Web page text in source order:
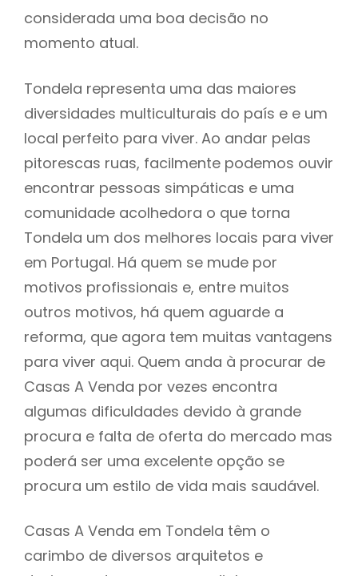
considerada uma boa decisão no
momento atual.
Tondela representa uma das maiores
diversidades multiculturais do país e e um
local perfeito para viver. Ao andar pelas
pitorescas ruas, facilmente podemos ouvir
encontrar pessoas simpáticas e uma
comunidade acolhedora o que torna
Tondela um dos melhores locais para viver
em Portugal. Há quem se mude por
motivos profissionais e, entre muitos
outros motivos, há quem aguarde a
reforma, que agora tem muitas vantagens
para viver aqui. Quem anda à procurar de
Casas A Venda por vezes encontra
algumas dificuldades devido à grande
procura e falta de oferta do mercado mas
poderá ser uma excelente opção se
procura um estilo de vida mais saudável.
Casas A Venda em Tondela têm o
carimbo de diversos arquitetos e